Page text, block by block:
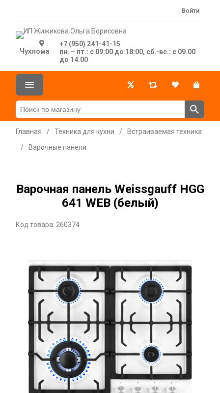
Чухлома
+7 (950) 241-41-15
пн. – пт.: с 09:00 до 18:00, сб.-вс.: с 09.00
до 14.00
Войти
Главная / Техника для кухни /
Встраиваемая техника
/
Варочные панели
Варочная панель Weissgauff HGG
641 WEB (белый)
Код товара: 260374